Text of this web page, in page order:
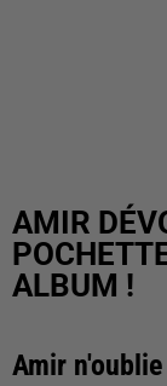
AMIR
ALBUM !
Amir